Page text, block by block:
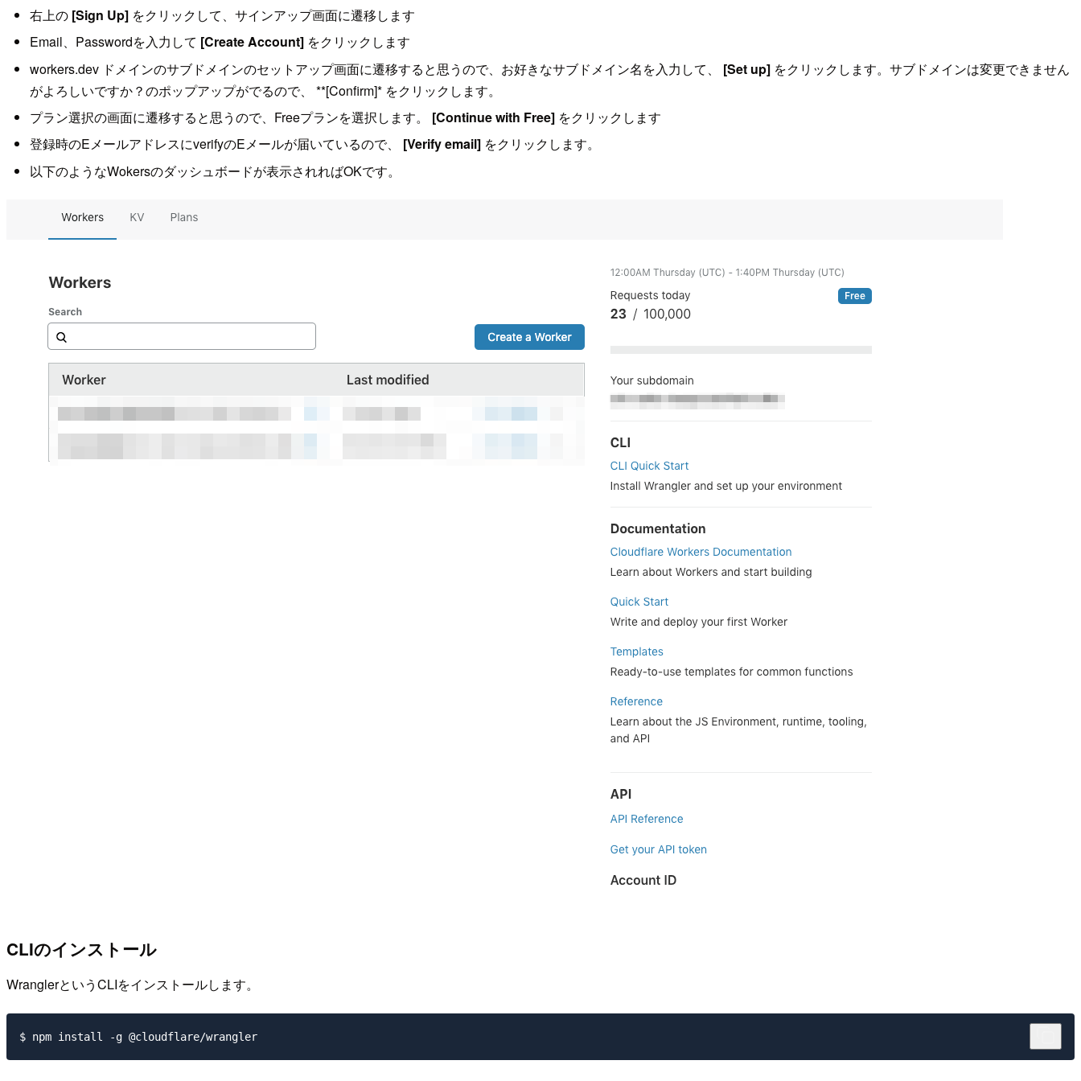
右上の [Sign Up]をクリックして、サインアップ画面に遷移します
Email、Passwordを入力して [Create Account]をクリックします
workers.dev ドメインのサブドメインのセットアップ画面に遷移すると思うので、お好きなサブドメイン名を入力して、 [Set up]をクリックします。サブドメインは変更できません
がよろしいですか？のポップアップがでるので、 **[Confirm]* をクリックします。
プラン選択の画面に遷移すると思うので、Freeプランを選択します。 [Continue with Free]をクリックします
登録時のEメールアドレスにverifyのEメールが届いているので、 [Verify email]をクリックします。
以下のようなWokersのダッシュボードが表示されればOKです。
CLIのインストール
WranglerというCLIをインストールします。